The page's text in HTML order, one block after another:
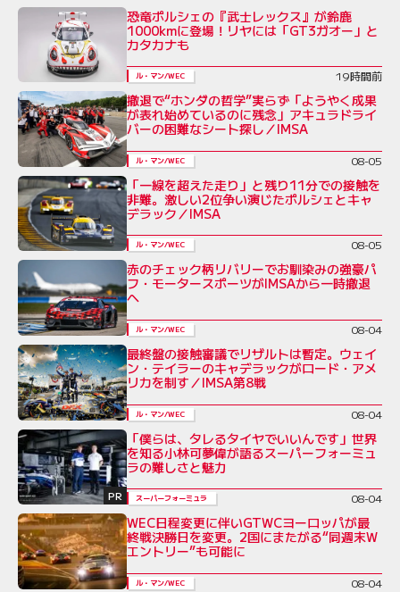
恐竜ポルシェの『武士レックス』が鈴鹿
1000kmに登場！リヤには「GT3ガオー」と
カタカナも
ル・マン/WEC 19時間前
撤退で“ホンダの哲学”実らず「ようやく成果
が表れ始めているのに残念」アキュラドライ
バーの困難なシート探し／IMSA
ル・マン/WEC 08-05
「一線を超えた走り」と残り11分での接触を
非難。激しい2位争い演じたポルシェとキャ
デラック／IMSA
ル・マン/WEC 08-05
赤のチェック柄リバリーでお馴染みの強豪パ
フ・モータースポーツがIMSAから一時撤退
へ
ル・マン/WEC 08-04
最終盤の接触審議でリザルトは暫定。ウェイ
ン・テイラーのキャデラックがロード・アメ
リカを制す／IMSA第8戦
ル・マン/WEC 08-04
PR
「僕らは、タレるタイヤでいいんです」世界
を知る小林可夢偉が語るスーパーフォーミュ
ラの難しさと魅力
スーパーフォーミュラ 08-04
WEC日程変更に伴いGTWCヨーロッパが最
終戦決勝日を変更。2国にまたがる“同週末W
エントリー”も可能に
ル・マン/WEC 08-04